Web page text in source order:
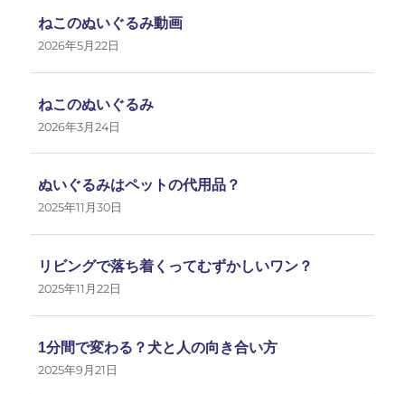
ねこのぬいぐるみ動画
2026年5月22日
ねこのぬいぐるみ
2026年3月24日
ぬいぐるみはペットの代用品？
2025年11月30日
リビングで落ち着くってむずかしいワン？
2025年11月22日
1分間で変わる？犬と人の向き合い方
2025年9月21日